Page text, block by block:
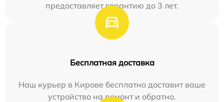
предоставляет гарантию до 3 лет.
Бесплатная доставка
Наш курьер в Кирове бесплатно доставит ваше
устройство на ремонт и обратно.